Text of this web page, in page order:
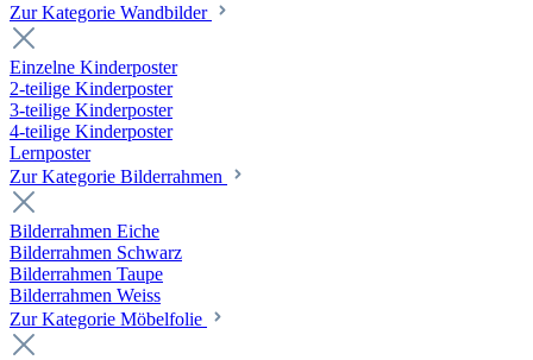
Zur Kategorie Wandbilder
Einzelne Kinderposter
2-teilige Kinderposter
3-teilige Kinderposter
4-teilige Kinderposter
Lernposter
Zur Kategorie Bilderrahmen
Bilderrahmen Eiche
Bilderrahmen Schwarz
Bilderrahmen Taupe
Bilderrahmen Weiss
Zur Kategorie Möbelfolie